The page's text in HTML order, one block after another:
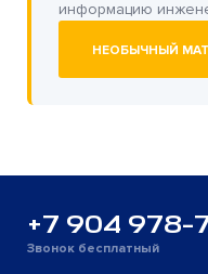
информацию
НЕОБЫЧНЫЙ
+7 904 978-
Звонок бесплатный